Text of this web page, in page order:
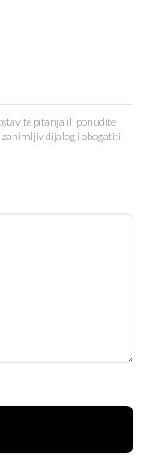
pitanja ili ponudite
zanimljiv dijalog i obogatiti